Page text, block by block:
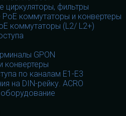
циркуляторы, фильтры
коммутаторы и конвертеры
коммутаторы (L2/ L2+)
GPON
конвертеры
по каналам E1-E3
на DIN-рейку. ACRO